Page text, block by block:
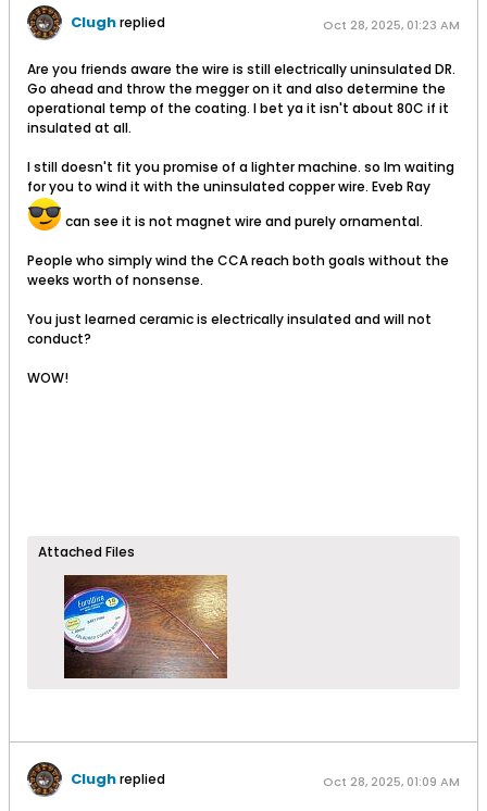
Clughreplied Oct 28, 2025, 01:23 AM
Are you friends aware the wire is still electrically uninsulated DR.
Go ahead and throw the megger on it and also determine the
operational temp of the coating. I bet ya it isn't about 80C if it
insulated at all.
I still doesn't fit you promise of a lighter machine. so Im waiting
for you to wind it with the uninsulated copper wire. Eveb Ray
can see it is not magnet wire and purely ornamental.
People who simply wind the CCA reach both goals without the
weeks worth of nonsense.
You just learned ceramic is electrically insulated and will not
conduct?
WOW!
Attached Files
Clughreplied Oct 28, 2025, 01:09 AM